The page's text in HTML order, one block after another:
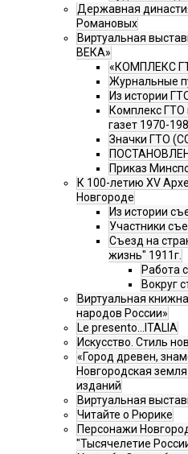
Державная
Романовых
Виртуальная
ВЕКА»
«КОМПЛЕКС
Журнальные
Из истории
Комплекс ГТО
газет 1970-
Значки ГТО
Приказ
К 100-летию XV
Новгороде
Из истории
Участники
Cъезд на
жизнь" 1911г.
Работа
Вокруг
Виртуальная
народов России»
Le presento...ITALIA
Искусство. Стиль
«Город древен,
Новгородская
изданий
Виртуальная
Читайте о Рюрике
Персонажи
"Тысячелетие